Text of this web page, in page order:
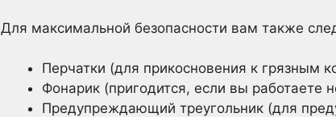
Для максимальной безопасности вам также
Перчатки (для прикосновения к грязным
Фонарик (пригодится, если вы работаете
Предупреждающий треугольник (для